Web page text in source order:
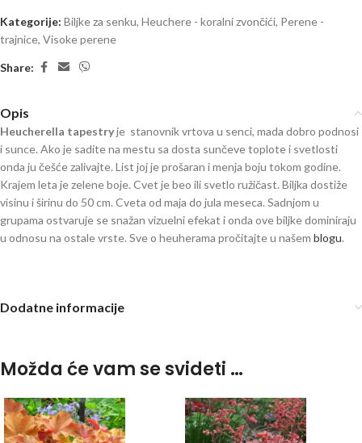
Kategorije: Biljke za senku, Heuchere - koralni zvončići, Perene -
trajnice, Visoke perene
Share:
Opis
Heucherella tapestryje stanovnik vrtova u senci, mada dobro podnosi
i sunce. Ako je sadite na mestu sa dosta sunčeve toplote i svetlosti
onda ju češće zalivajte. List joj je prošaran i menja boju tokom godine.
Krajem leta je zelene boje. Cvet je beo ili svetlo ružičast. Biljka dostiže
visinu i širinu do 50 cm. Cveta od maja do jula meseca. Sadnjom u
grupama ostvaruje se snažan vizuelni efekat i onda ove biljke dominiraju
u odnosu na ostale vrste. Sve o heuherama pročitajte u našem blogu.
Dodatne informacije
Možda će vam se svideti …